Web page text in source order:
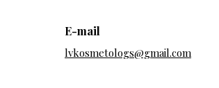
E-mail
lvkosmetologs@gmail.com